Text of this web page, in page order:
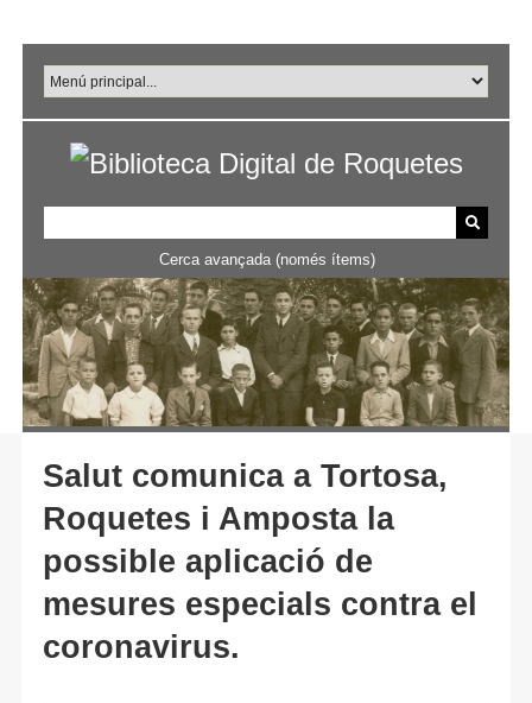
principal
Cerca avançada (només ítems)
Salut comunica a Tortosa,
Roquetes i Amposta la
possible aplicació de
mesures especials contra el
coronavirus.